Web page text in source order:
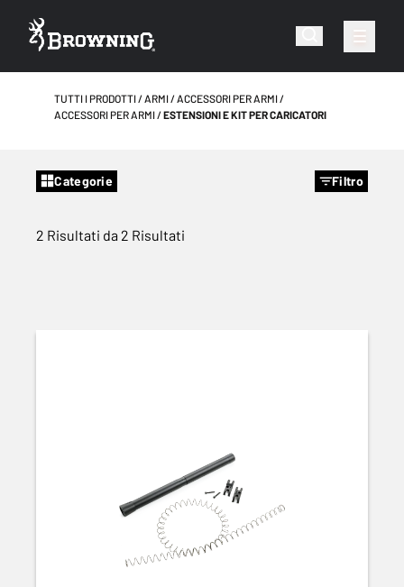
TUTTI I PRODOTTI ARMI
ACCESSORI PER ARMI
ACCESSORI PER ARMI
ESTENSIONI E KIT PER CARICATORI
Categorie Filtro
2 Risultati da 2 Risultati